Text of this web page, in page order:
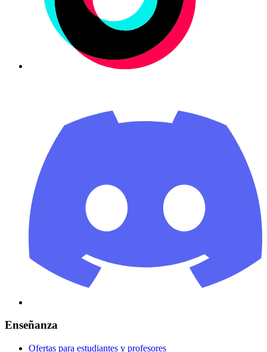
Enseñanza
Ofertas para estudiantes y profesores